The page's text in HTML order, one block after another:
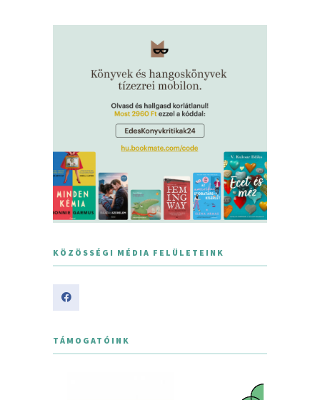
KÖZÖSSÉGI MÉDIA FELÜLETEINK
TÁMOGATÓINK